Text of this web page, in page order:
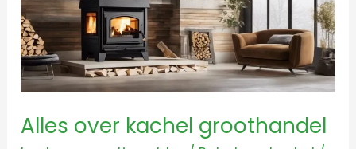
Alles over kachel groothandel